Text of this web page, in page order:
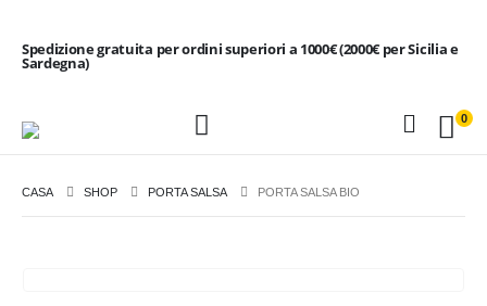
Spedizione gratuita per ordini superiori a 1000€ (2000€ per Sicilia e
Sardegna)
0
CASA SHOP PORTA SALSA PORTA SALSA BIO